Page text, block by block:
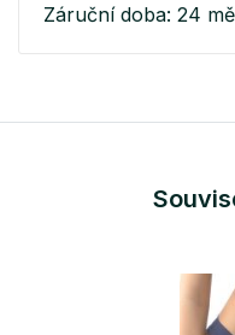
Záruční doba: 24